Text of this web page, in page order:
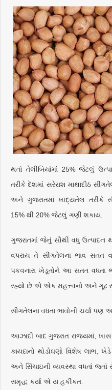
થતાં તેલીબિયાંમાં 25% જેટલું
તરીકે દેશમાં સરેરાશ માથાદીઠ
અને ગુજરાતમાં ખાદ્યતેલ તરીકે
15% થી 20% જેટલું ગણી શકાય.
ગુજરાતમાં જેનું સૌથી વધુ ઉત્પાદન
વપરાય તે સીંગતેલના ભાવ
પકવનારા ખેડૂતોને આ સતત વધતા
રહ્યો છે એ એક મહત્ત્વનો અને ગૂઢ
સીંગતેલના વધતા ભાવોની ચર્ચા પણ
આઝાદી બાદ ગુજરાત રાજ્યમાં, ખાસ
કાયદાનો થોડોઘણો વિશેષ લાભ,
અને સિંચાઇની વ્યવસ્થા વધતાં જતાં
સમૃદ્ધ કર્યા એ ય હકીકત.